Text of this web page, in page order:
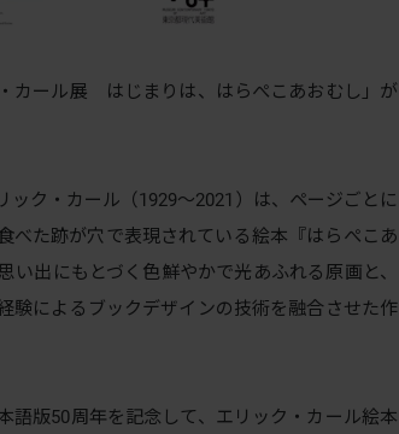
カール展 はじまりは、はらぺこあおむし」が
ク・カール（1929〜2021）は、ページごとに
べた跡が穴で表現されている絵本『はらぺこあ
い出にもとづく色鮮やかで光あふれる原画と、
験によるブックデザインの技術を融合させた作
版50周年を記念して、エリック・カール絵本